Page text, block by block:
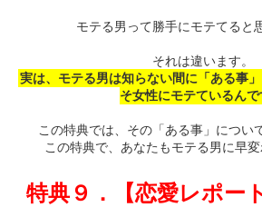
モテる男って勝手にモテてると
それは違います。
実は、モテる男は知らない間に「ある事
そ女性にモテているんで
この特典では、その「ある事」につい
この特典で、あなたもモテる男に早変
特典９．【恋愛レポー